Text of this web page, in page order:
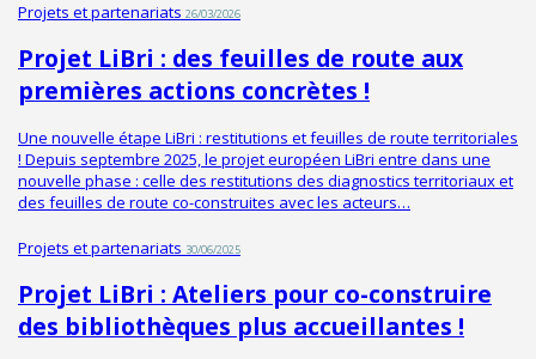
Projets et partenariats 26/03/2026
Projet LiBri : des feuilles de route aux
premières actions concrètes !
Une nouvelle étape LiBri : restitutions et feuilles de route territoriales
! Depuis septembre 2025, le projet européen LiBri entre dans une
nouvelle phase : celle des restitutions des diagnostics territoriaux et
des feuilles de route co-construites avec les acteurs…
Projets et partenariats 30/06/2025
Projet LiBri : Ateliers pour co-construire
des bibliothèques plus accueillantes !